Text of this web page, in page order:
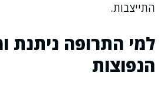
התייצבות.
למי התרופה ניתנת
הנפוצות